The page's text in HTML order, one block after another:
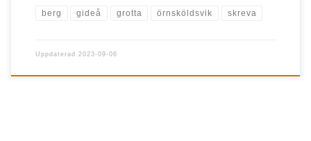
berg gideå grotta örnsköldsvik skreva
Uppdaterad 2023-09-06